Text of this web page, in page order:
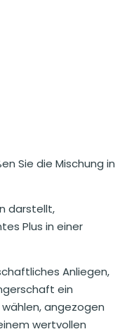
Sie die Mischung in
darstellt,
Plus in einer
Anliegen,
ein
angezogen
wertvollen